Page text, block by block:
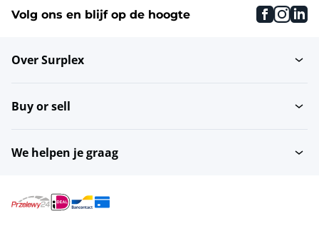
Volg ons en blijf op de hoogte
Over Surplex
Buy or sell
We helpen je graag